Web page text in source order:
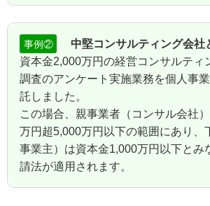
事例②
中堅コンサルティング会社
資本金2,000万円の経営コンサルティ
調査のアンケート実施業務を個人事
託しました。
この場合、親事業者（コンサル会社
万円超5,000万円以下の範囲にあり、
事業主）は資本金1,000万円以下とみ
請法が適用されます。